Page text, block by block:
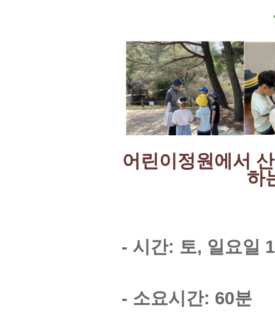
어린이정원에서
하
- 시간: 토, 일요일
- 소요시간: 60분